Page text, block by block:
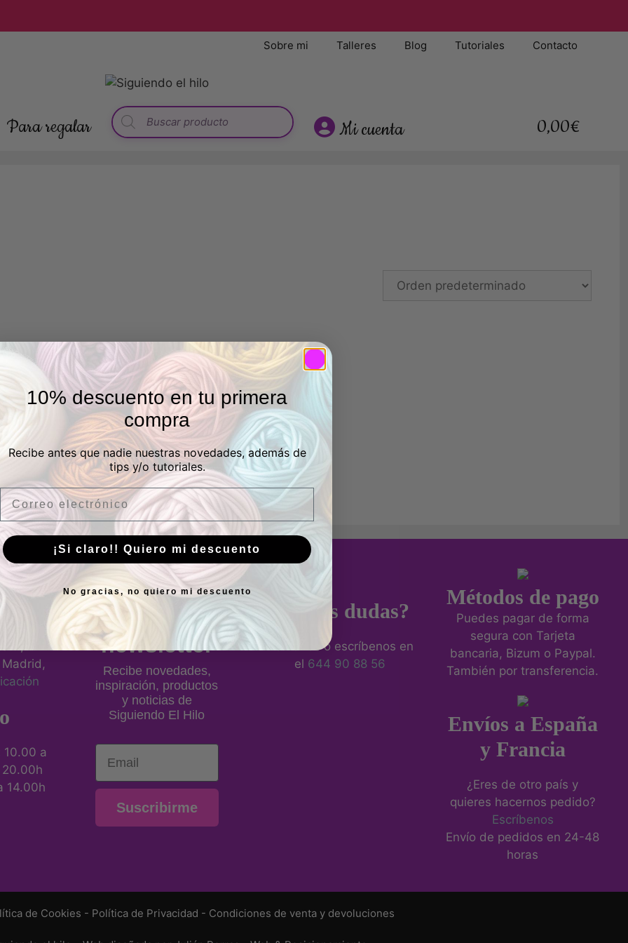
Sobre mi Talleres Blog Tutoriales Contacto
Para regalar
Búsqueda
de
productos
Mi cuenta 0,00€
21
1,
10.00 a
20.00h
14.00h
Suscríbete
a nuestra
newsletter
Recibe novedades,
inspiración, productos
y noticias de
Siguiendo El Hilo
Email
Suscribirme
¿Tienes dudas?
Llámanos o escríbenos en
el 644 90 88 56
Métodos de pago
Puedes pagar de forma
segura con Tarjeta
bancaria, Bizum o Paypal.
También por transferencia.
Envíos a España
y Francia
¿Eres de otro país y
quieres hacernos pedido?
Escríbenos
Envío de pedidos en 24-48
horas
de Cookies - Política de Privacidad - Condiciones de venta y devoluciones
10% descuento en tu primera
compra
Recibe antes que nadie nuestras novedades, además de
tips y/o tutoriales.
Email
¡Si claro!! Quiero mi descuento
No gracias, no quiero mi descuento